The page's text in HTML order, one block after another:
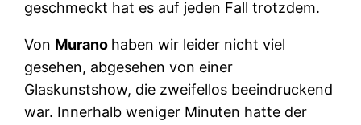
geschmeckt hat es auf jeden Fall trotzdem.
Von Murano haben wir leider nicht viel
gesehen, abgesehen von einer
Glaskunstshow, die zweifellos beeindruckend
war. Innerhalb weniger Minuten hatte der